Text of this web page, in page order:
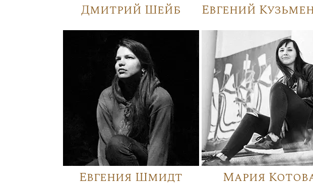
Дмитрий Шейб Евгений
Евгения Шмидт Мария